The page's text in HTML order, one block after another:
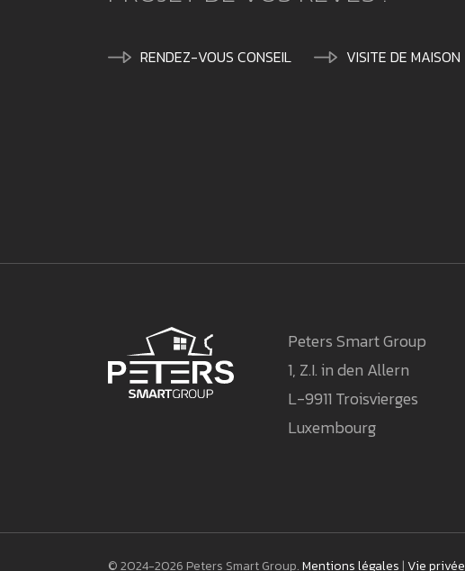
RENDEZ-VOUS CONSEIL VISITE DE MAISON
Peters Smart Group
1, Z.I. in den Allern
L-9911 Troisvierges
Luxembourg
© 2024-2026 Peters Smart Group.Mentions légales |Vie privée